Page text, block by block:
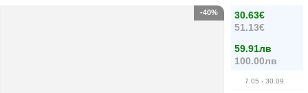
30.63€
51.13€
59.91лв
100.00лв
7.05 - 30.09
-40%